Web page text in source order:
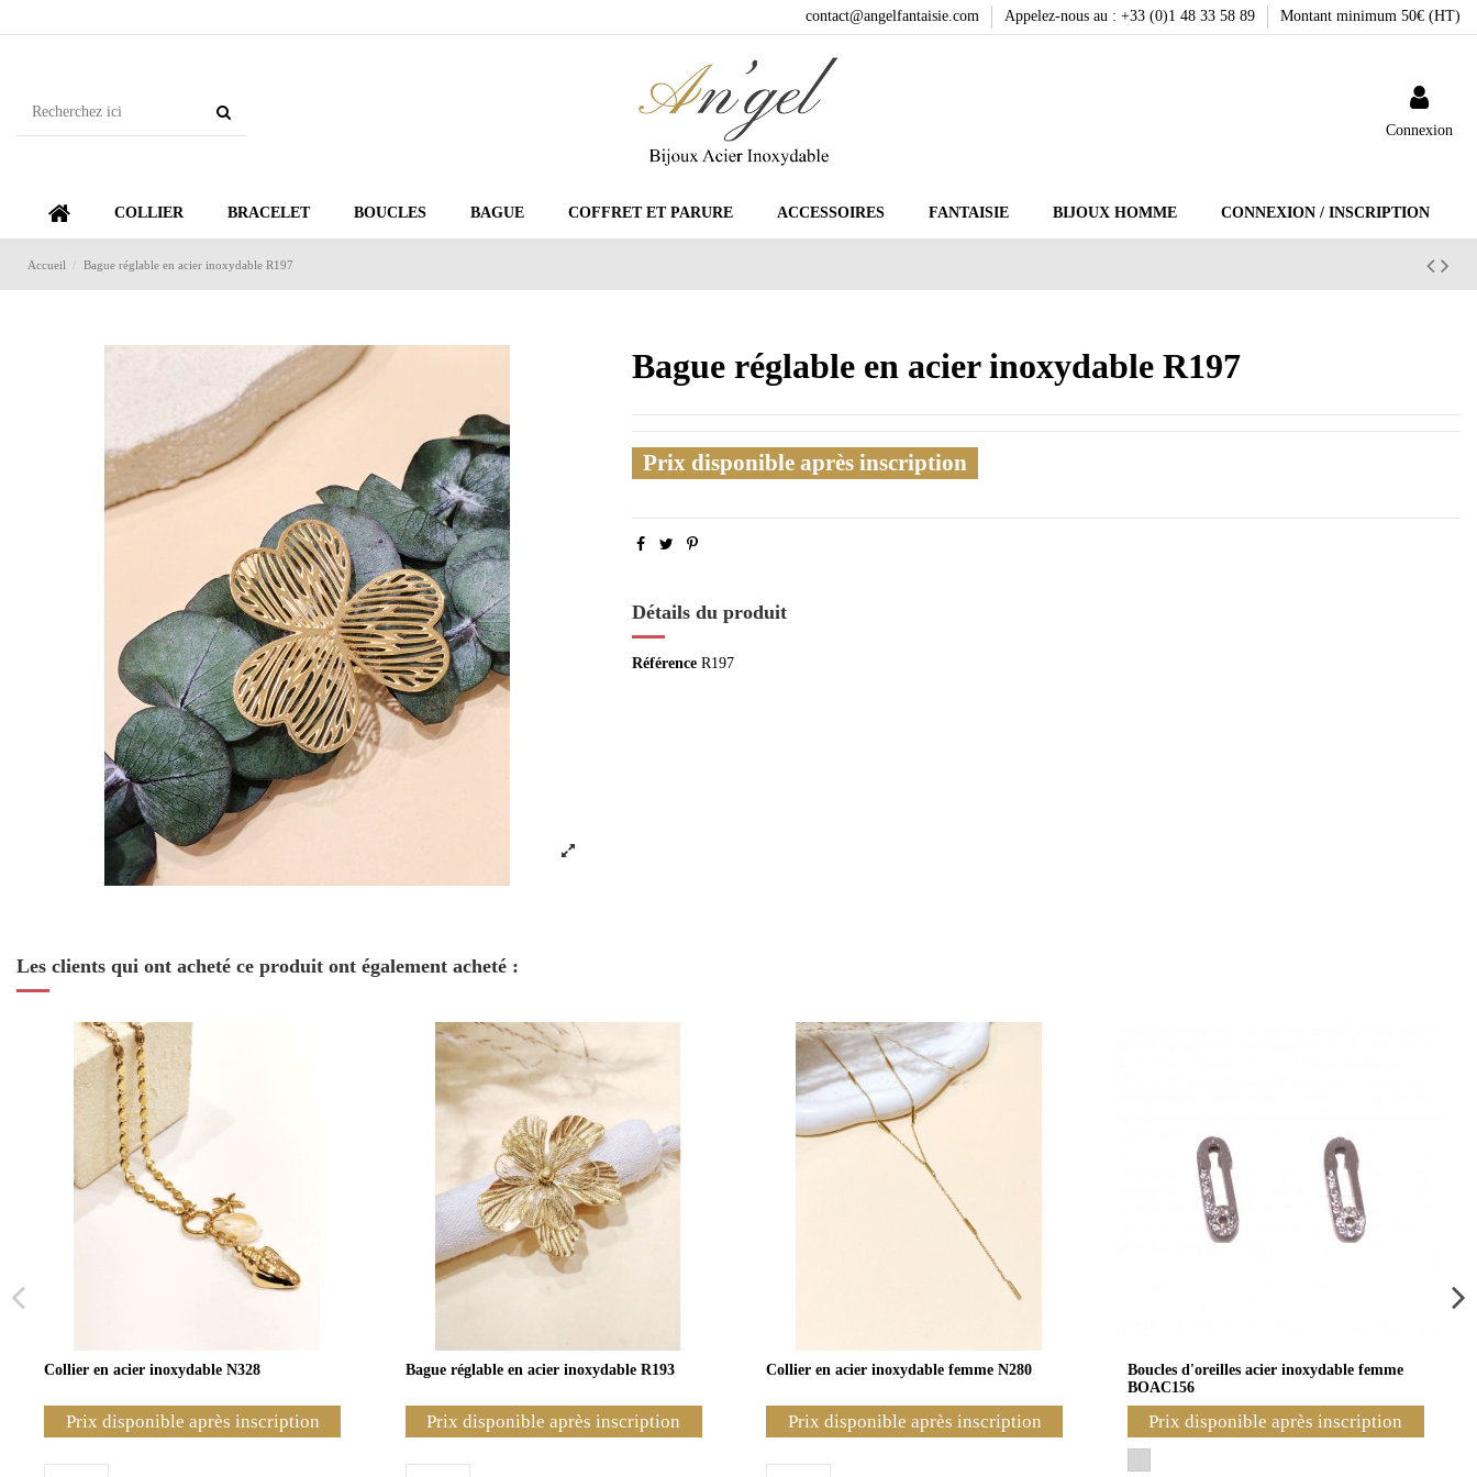
contact@angelfantaisie.com Appelez-nous au : +33 (0)1 48 33 58 89 Montant minimum 50€ (HT)
Connexion
COLLIER BRACELET BOUCLES BAGUE COFFRET ET PARURE ACCESSOIRES FANTAISIE BIJOUX HOMME CONNEXION / INSCRIPTION
Accueil Bague réglable en acier inoxydable R197
Bague réglable en acier inoxydable R197
Prix disponible après inscription
Détails du produit
Référence R197
Les clients qui ont acheté ce produit ont également acheté :
Collier en acier inoxydable N328
Prix disponible après inscription
Bague réglable en acier inoxydable R193
Prix disponible après inscription
Collier en acier inoxydable femme N280
Prix disponible après inscription
Boucles d'oreilles acier inoxydable femme
BOAC156
Prix disponible après inscription